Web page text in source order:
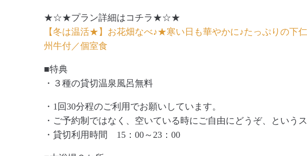
★☆★プラン詳細はコチラ★☆★
【冬は温活★】お花畑なべ♪★寒い日も華やかに♪たっぷりの下
州牛付／個室食
■特典
・３種の貸切温泉風呂無料
・1回30分程のご利用でお願いしています。
・ご予約制ではなく、空いている時にご自由にどうぞ、というス
・貸切利用時間 15：00～23：00